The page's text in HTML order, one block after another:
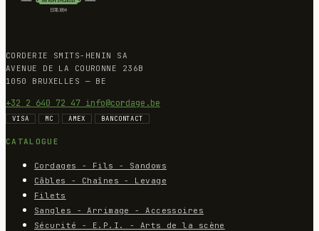
CORDERIE SMITS-HENIN SA
AVENUE DE LA COURONNE 236B
1050 BRUXELLES — BE
+32 2 640 72 47 info@cordage.be
VISA MC AMEX BANCONTACT
CATALOGUE
Cordages - Fils - Sandows
Câbles - Chaînes - Levage
Filets
Sangles - Arrimage - Accessoires
Sécurité - E.P.I. - Arts de la scène